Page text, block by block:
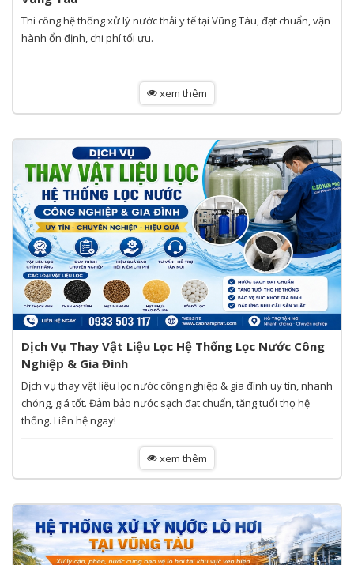
Thi công hệ thống xử lý nước thải y tế tại Vũng Tàu, đạt chuẩn, vận
hành ổn định, chi phí tối ưu.
xem thêm
Dịch Vụ Thay Vật Liệu Lọc Hệ Thống Lọc Nước Công
Nghiệp & Gia Đình
Dịch vụ thay vật liệu lọc nước công nghiệp & gia đình uy tín, nhanh
chóng, giá tốt. Đảm bảo nước sạch đạt chuẩn, tăng tuổi thọ hệ
thống. Liên hệ ngay!
xem thêm